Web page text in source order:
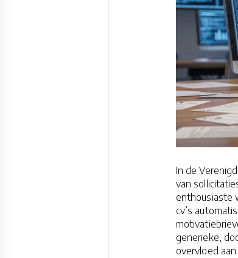
In de
van
enthousiaste
cv’s
generieke,
overvloed